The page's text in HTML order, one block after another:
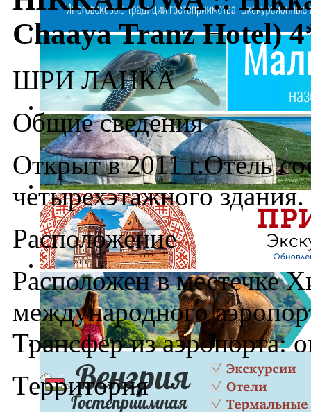
Chaaya Tranz Hotel)
ШРИ ЛАНКА
Общие сведения
Открыт в 2011 г.Отель
четырехэтажного здания.
Расположение
Расположен в местечке
международного
Трансфер из аэропорта:
Территория